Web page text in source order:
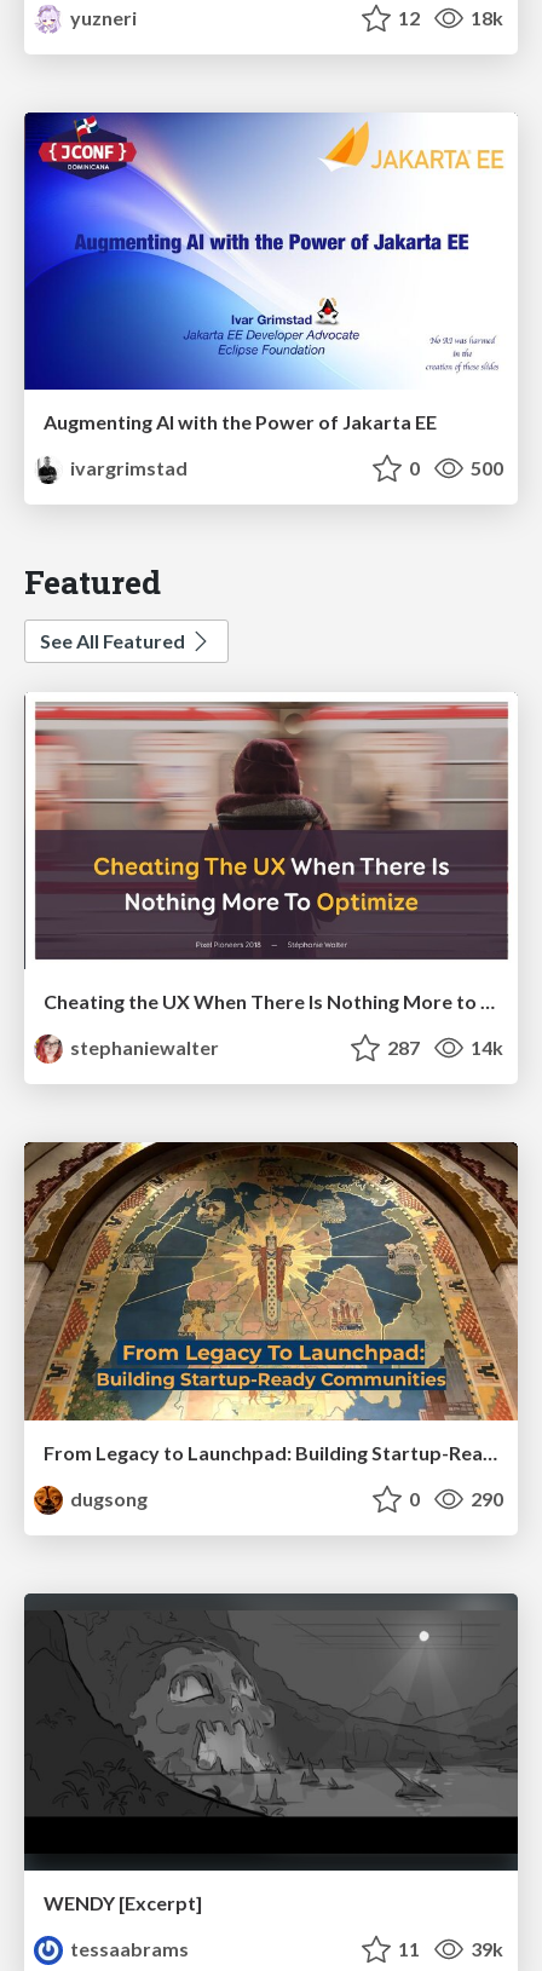
yuzneri
12 18k
Augmenting AI with the Power of Jakarta EE
ivargrimstad
0 500
Featured
See All Featured
Cheating the UX When There Is Nothing More to Optimize - PixelPioneers
stephaniewalter
287 14k
From Legacy to Launchpad: Building Startup-Ready Communities
dugsong
0 290
WENDY [Excerpt]
tessaabrams
11 39k